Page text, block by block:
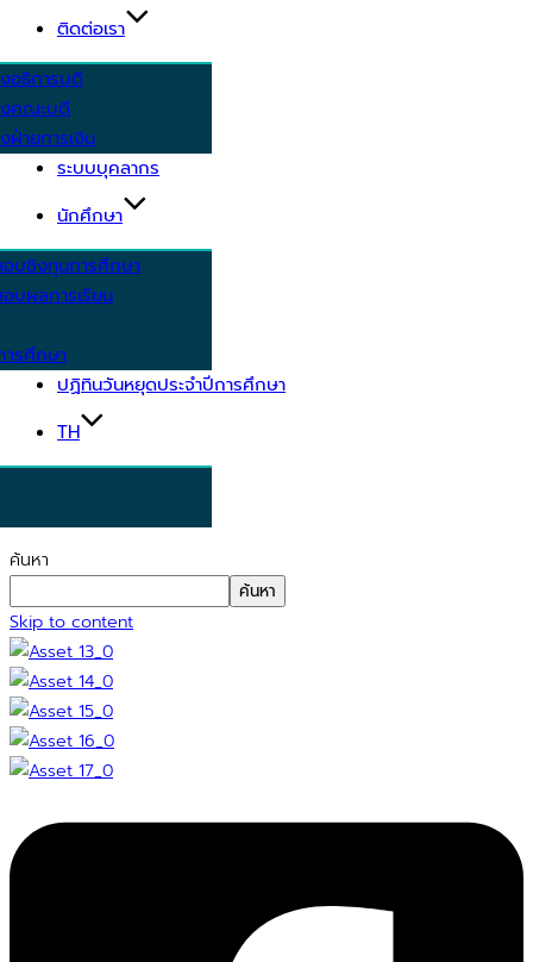
ติดต่อเรา
อธิการบดี
คณะบดี
ฝ่ายการเงิน
ระบบบุคลากร
นักศึกษา
บชิงทุนการศึกษา
บผลการเรียน
รศึกษา
ปฏิทินวันหยุดประจำปีการศึกษา
TH
ค้นหา
ค้นหา
Skip to content